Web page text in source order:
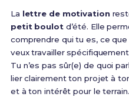
La lettre de motivation
petit boulotd’été. Elle
comprendre qui tu es, ce
veux travailler
Tu n’es pas sûr(e) de quoi
lier clairement ton projet à
et à ton intérêt pour le terrain.